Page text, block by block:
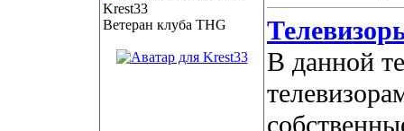
Ветеран клуба THG
В данной